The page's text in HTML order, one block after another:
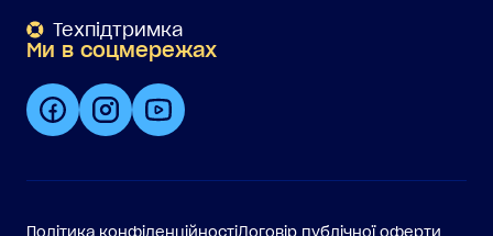
Техпідтримка
Ми в соцмережах
Політика конфіденційностіДоговір публічної оферти